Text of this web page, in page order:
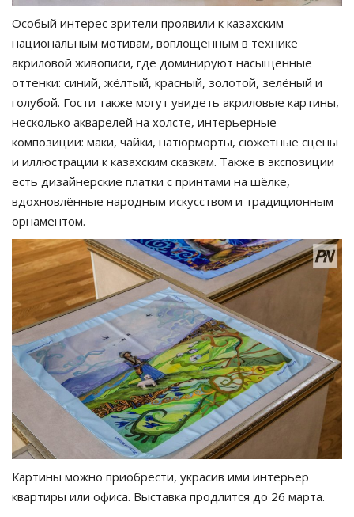
Особый интерес зрители проявили к казахским
национальным мотивам, воплощённым в технике
акриловой живописи, где доминируют насыщенные
оттенки: синий, жёлтый, красный, золотой, зелёный и
голубой. Гости также могут увидеть акриловые картины,
несколько акварелей на холсте, интерьерные
композиции: маки, чайки, натюрморты, сюжетные сцены
и иллюстрации к казахским сказкам. Также в экспозиции
есть дизайнерские платки с принтами на шёлке,
вдохновлённые народным искусством и традиционным
орнаментом.
Картины можно приобрести, украсив ими интерьер
квартиры или офиса. Выставка продлится до 26 марта.